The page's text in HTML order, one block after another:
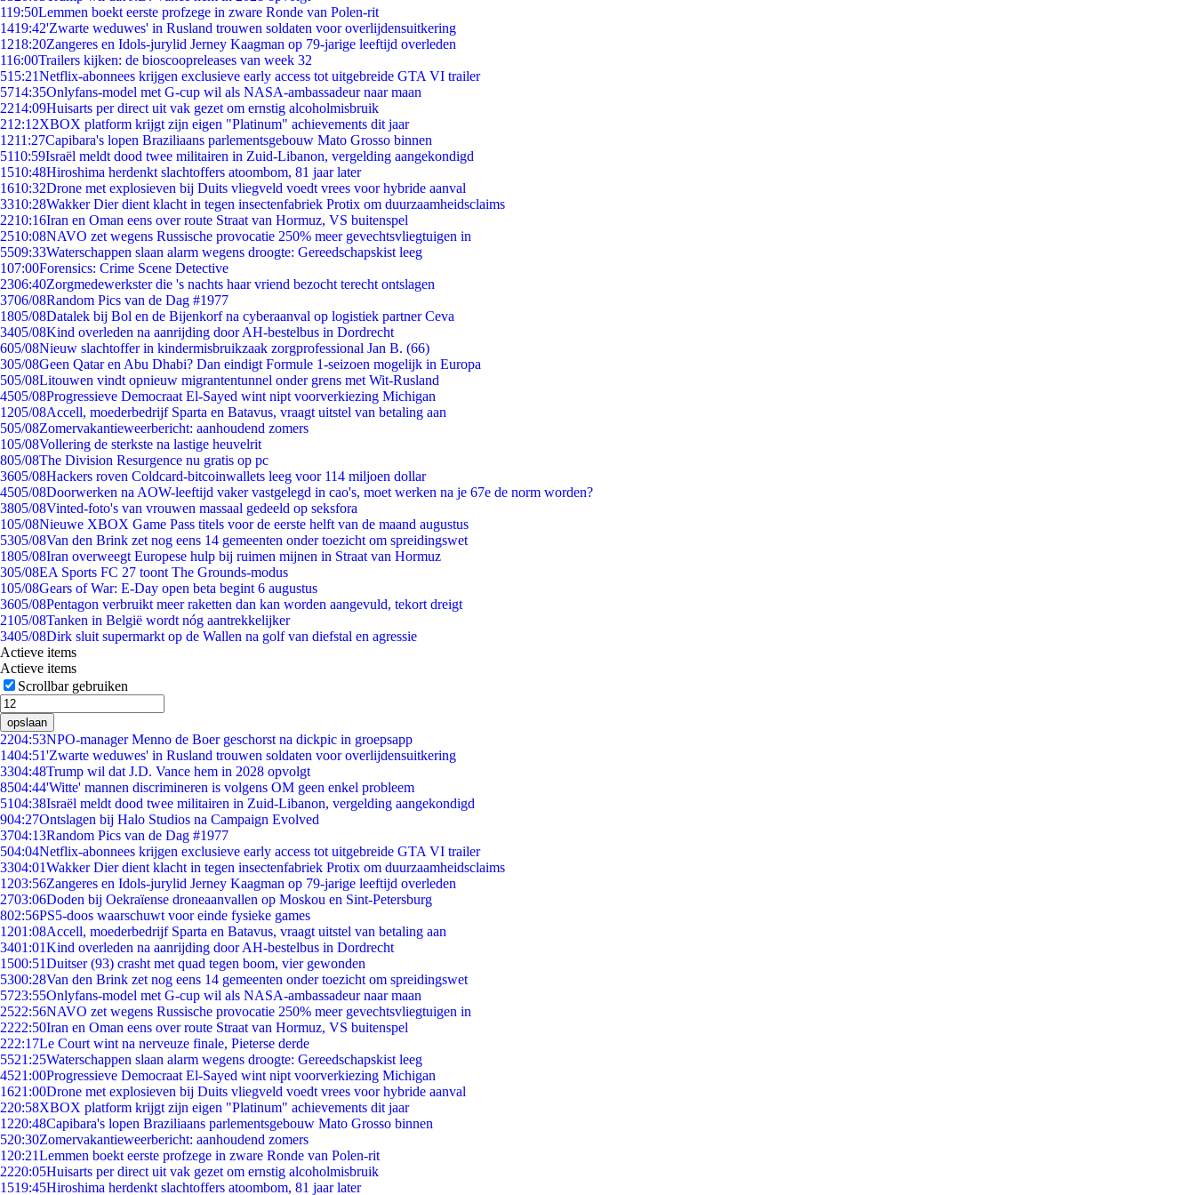
119:50Lemmen boekt eerste profzege in zware Ronde van Polen-rit
1419:42'Zwarte weduwes' in Rusland trouwen soldaten voor overlijdensuitkering
1218:20Zangeres en Idols-jurylid Jerney Kaagman op 79-jarige leeftijd overleden
116:00Trailers kijken: de bioscoopreleases van week 32
515:21Netflix-abonnees krijgen exclusieve early access tot uitgebreide GTA VI trailer
5714:35Onlyfans-model met G-cup wil als NASA-ambassadeur naar maan
2214:09Huisarts per direct uit vak gezet om ernstig alcoholmisbruik
212:12XBOX platform krijgt zijn eigen "Platinum" achievements dit jaar
1211:27Capibara's lopen Braziliaans parlementsgebouw Mato Grosso binnen
5110:59Israël meldt dood twee militairen in Zuid-Libanon, vergelding aangekondigd
1510:48Hiroshima herdenkt slachtoffers atoombom, 81 jaar later
1610:32Drone met explosieven bij Duits vliegveld voedt vrees voor hybride aanval
3310:28Wakker Dier dient klacht in tegen insectenfabriek Protix om duurzaamheidsclaims
2210:16Iran en Oman eens over route Straat van Hormuz, VS buitenspel
2510:08NAVO zet wegens Russische provocatie 250% meer gevechtsvliegtuigen in
5509:33Waterschappen slaan alarm wegens droogte: Gereedschapskist leeg
107:00Forensics: Crime Scene Detective
2306:40Zorgmedewerkster die 's nachts haar vriend bezocht terecht ontslagen
3706/08Random Pics van de Dag #1977
1805/08Datalek bij Bol en de Bijenkorf na cyberaanval op logistiek partner Ceva
3405/08Kind overleden na aanrijding door AH-bestelbus in Dordrecht
605/08Nieuw slachtoffer in kindermisbruikzaak zorgprofessional Jan B. (66)
305/08Geen Qatar en Abu Dhabi? Dan eindigt Formule 1-seizoen mogelijk in Europa
505/08Litouwen vindt opnieuw migrantentunnel onder grens met Wit-Rusland
4505/08Progressieve Democraat El-Sayed wint nipt voorverkiezing Michigan
1205/08Accell, moederbedrijf Sparta en Batavus, vraagt uitstel van betaling aan
505/08Zomervakantieweerbericht: aanhoudend zomers
105/08Vollering de sterkste na lastige heuvelrit
805/08The Division Resurgence nu gratis op pc
3605/08Hackers roven Coldcard-bitcoinwallets leeg voor 114 miljoen dollar
4505/08Doorwerken na AOW-leeftijd vaker vastgelegd in cao's, moet werken na je 67e de norm worden?
3805/08Vinted-foto's van vrouwen massaal gedeeld op seksfora
105/08Nieuwe XBOX Game Pass titels voor de eerste helft van de maand augustus
5305/08Van den Brink zet nog eens 14 gemeenten onder toezicht om spreidingswet
1805/08Iran overweegt Europese hulp bij ruimen mijnen in Straat van Hormuz
305/08EA Sports FC 27 toont The Grounds-modus
105/08Gears of War: E-Day open beta begint 6 augustus
3605/08Pentagon verbruikt meer raketten dan kan worden aangevuld, tekort dreigt
2105/08Tanken in België wordt nóg aantrekkelijker
3405/08Dirk sluit supermarkt op de Wallen na golf van diefstal en agressie
Actieve items
Actieve items
Scrollbar gebruiken
opslaan
2204:53NPO-manager Menno de Boer geschorst na dickpic in groepsapp
1404:51'Zwarte weduwes' in Rusland trouwen soldaten voor overlijdensuitkering
3304:48Trump wil dat J.D. Vance hem in 2028 opvolgt
8504:44'Witte' mannen discrimineren is volgens OM geen enkel probleem
5104:38Israël meldt dood twee militairen in Zuid-Libanon, vergelding aangekondigd
904:27Ontslagen bij Halo Studios na Campaign Evolved
3704:13Random Pics van de Dag #1977
504:04Netflix-abonnees krijgen exclusieve early access tot uitgebreide GTA VI trailer
3304:01Wakker Dier dient klacht in tegen insectenfabriek Protix om duurzaamheidsclaims
1203:56Zangeres en Idols-jurylid Jerney Kaagman op 79-jarige leeftijd overleden
2703:06Doden bij Oekraïense droneaanvallen op Moskou en Sint-Petersburg
802:56PS5-doos waarschuwt voor einde fysieke games
1201:08Accell, moederbedrijf Sparta en Batavus, vraagt uitstel van betaling aan
3401:01Kind overleden na aanrijding door AH-bestelbus in Dordrecht
1500:51Duitser (93) crasht met quad tegen boom, vier gewonden
5300:28Van den Brink zet nog eens 14 gemeenten onder toezicht om spreidingswet
5723:55Onlyfans-model met G-cup wil als NASA-ambassadeur naar maan
2522:56NAVO zet wegens Russische provocatie 250% meer gevechtsvliegtuigen in
2222:50Iran en Oman eens over route Straat van Hormuz, VS buitenspel
222:17Le Court wint na nerveuze finale, Pieterse derde
5521:25Waterschappen slaan alarm wegens droogte: Gereedschapskist leeg
4521:00Progressieve Democraat El-Sayed wint nipt voorverkiezing Michigan
1621:00Drone met explosieven bij Duits vliegveld voedt vrees voor hybride aanval
220:58XBOX platform krijgt zijn eigen "Platinum" achievements dit jaar
1220:48Capibara's lopen Braziliaans parlementsgebouw Mato Grosso binnen
520:30Zomervakantieweerbericht: aanhoudend zomers
1 20:21Lemmen boekt eerste profzege in zware Ronde van Polen-rit
2220:05Huisarts per direct uit vak gezet om ernstig alcoholmisbruik
1519:45Hiroshima herdenkt slachtoffers atoombom, 81 jaar later